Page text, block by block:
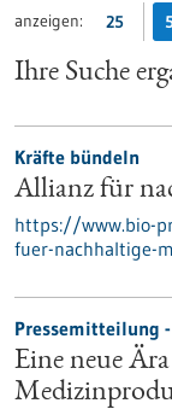
anzeigen: 25
Ihre Suche
Kräfte bündeln
Allianz für
https://www.bio-
fuer-nachhaltige-
Pressemitteilung -
Eine neue